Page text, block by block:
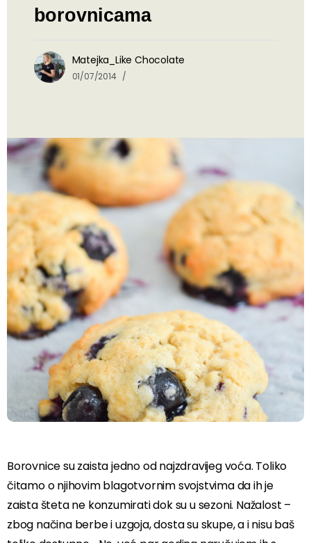
borovnicama
Matejka_Like Chocolate
01/07/2014
Borovnice su zaista jedno od najzdravijeg voća. Toliko
čitamo o njihovim blagotvornim svojstvima da ih je
zaista šteta ne konzumirati dok su u sezoni. Nažalost –
zbog načina berbe i uzgoja, dosta su skupe, a i nisu baš